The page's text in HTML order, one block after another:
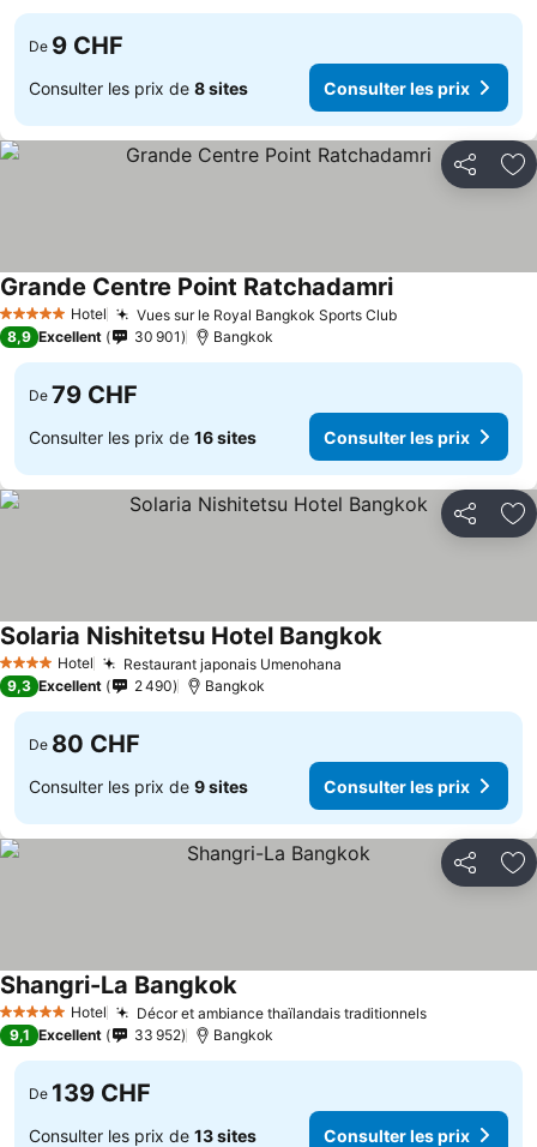
De 9 CHF
Consulter les prix de 8 sites Consulter les prix
Partager
5 Étoiles Hotel Vues sur le Royal Bangkok Sports ClubConsulter les
Grande Centre Point RatchadamriConsulter les
8,9 Excellent 30 901 Bangkok
De 79 CHF
Consulter les prix de 16 sites Consulter les prix
Partager
4 Étoiles Hotel Restaurant japonais Umenohana
Solaria Nishitetsu Hotel BangkokConsulter les
9,3 Excellent 2 490 Bangkok
De 80 CHF
Consulter les prix de 9 sites Consulter les prix
Partager
5 Étoiles Hotel Décor et ambiance thaïlandais traditionnelsConsulter
Shangri-La BangkokConsulter les prix
9,1 Excellent 33 952 Bangkok
De 139 CHF
Consulter les prix de 13 sites Consulter les prix